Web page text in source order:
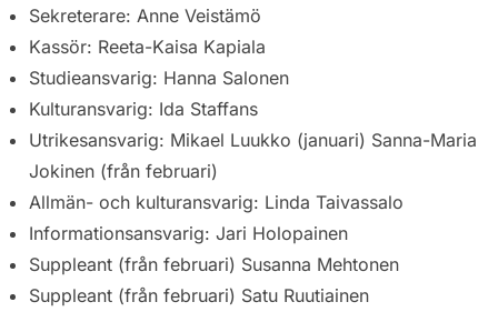
Sekreterare: Anne Veistämö
Kassör: Reeta-Kaisa Kapiala
Studieansvarig: Hanna Salonen
Kulturansvarig: Ida Staffans
Utrikesansvarig: Mikael Luukko (januari) Sanna-Maria
Jokinen (från februari)
Allmän- och kulturansvarig: Linda Taivassalo
Informationsansvarig: Jari Holopainen
Suppleant (från februari) Susanna Mehtonen
Suppleant (från februari) Satu Ruutiainen